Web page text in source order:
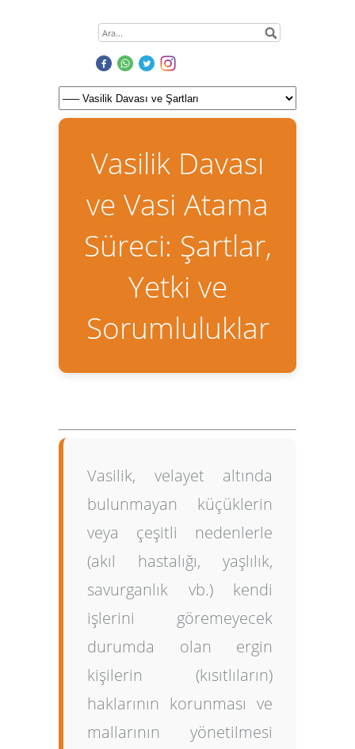
Vasilik Davası
ve Vasi Atama
Süreci: Şartlar,
Yetki ve
Sorumluluklar
Vasilik, velayet altında
bulunmayan küçüklerin
veya çeşitli nedenlerle
(akıl hastalığı, yaşlılık,
savurganlık vb.) kendi
işlerini göremeyecek
durumda olan ergin
kişilerin (kısıtlıların)
haklarının korunması ve
mallarının yönetilmesi